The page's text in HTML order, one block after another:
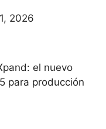
2026
el nuevo
para producción